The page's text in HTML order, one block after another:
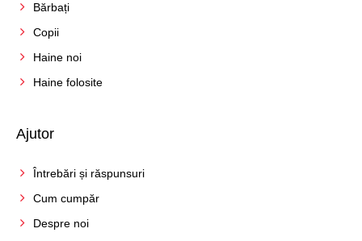
Bărbați
Copii
Haine noi
Haine folosite
Ajutor
Întrebări și răspunsuri
Cum cumpăr
Despre noi